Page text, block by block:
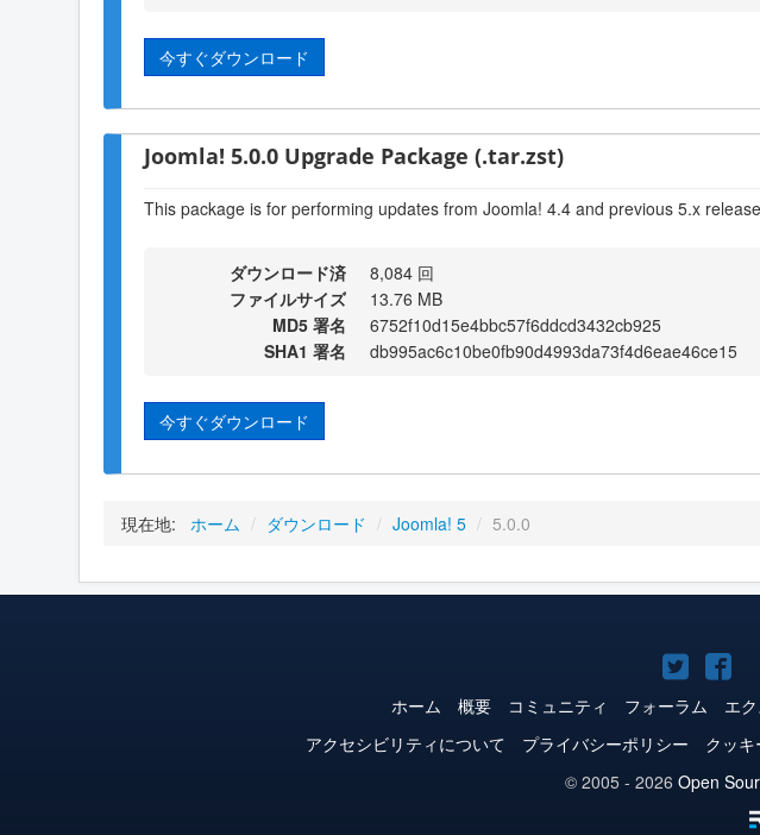
今すぐダウンロード
Joomla! 5.0.0 Upgrade Package (.tar.zst)
This package is for performing updates from Joomla! 4.4 and previous 5.x
ダウンロード済
8,084 回
ファイルサイズ
13.76 MB
MD5 署名
6752f10d15e4bbc57f6ddcd3432cb925
SHA1 署名
db995ac6c10be0fb90d4993da73f4d6eae46ce15
今すぐダウンロード
現在地: ホーム / ダウンロード / Joomla! 5 / 5.0.0
Joomla!
Twitter
ホーム 概要 コミュニティ フォーラム エ
アクセシビリティについて
プライバシーポリシー クッ
© 2005 - 2026 Open